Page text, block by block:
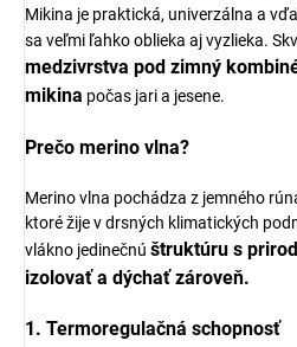
Mikina je praktická, univerzálna a
sa veľmi ľahko oblieka aj vyzlieka.
medzivrstva pod zimný
mikina počas jari a jesene.
Prečo merino vlna?
Merino vlna pochádza z jemného
ktoré žije v drsných klimatických
vlákno jedinečnú štruktúru s
izolovať a dýchať zároveň.
1. Termoregulačná schopnosť